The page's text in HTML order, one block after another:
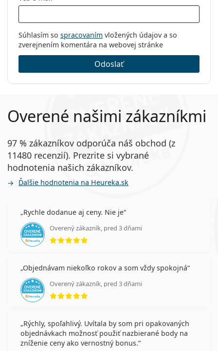
Súhlasím so spracovaním vložených údajov a so
zverejnením komentára na webovej stránke
Odoslať
Overené našimi zákazníkmi
97 % zákazníkov odporúča náš obchod (z
11480 recenzií). Prezrite si vybrané
hodnotenia našich zákazníkov.
Ďalšie hodnotenia na Heureka.sk
Rychle dodanue aj ceny. Nie je
Overený zákazník, pred 3 dňami
hodnotenie 5 z 5
Objednávam niekoľko rokov a som vždy spokojná
Overený zákazník, pred 3 dňami
hodnotenie 5 z 5
Rýchly, spoľahlivý. Uvítala by som pri opakovaných
objednávkach možnosť použiť nazbierané body na
zníženie ceny ako vernostný bonus.